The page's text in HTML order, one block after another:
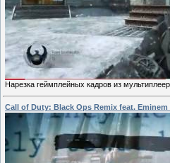
Нарезка геймплейных кадров из
Call of Duty: Black Ops Remix feat.